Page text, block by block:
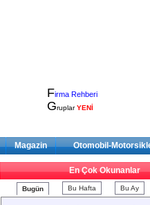
Firma Rehberi
GruplarYENİ
Magazin Otomobil-
En Çok Okunanlar
Bugün Bu Hafta Bu Ay